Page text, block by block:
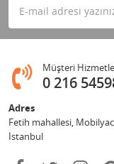
Müşteri
0 216
Adres
Fetih mahallesi,
İstanbul